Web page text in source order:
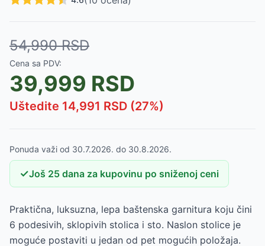
54,990RSD
Cena sa PDV:
39,999 RSD
Uštedite 14,991 RSD (27%)
Ponuda važi od 30.7.2026. do 30.8.2026.
✓Još 25 dana za kupovinu po sniženoj ceni
Praktična, luksuzna, lepa baštenska garnitura koju čini
6 podesivih, sklopivih stolica i sto. Naslon stolice je
moguće postaviti u jedan od pet mogućih položaja.